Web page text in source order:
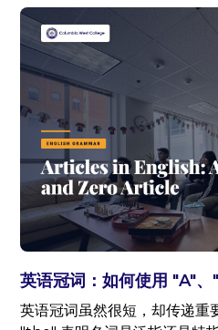
英语冠词：如何使用 "A"
英语冠词虽然很短，却传递重